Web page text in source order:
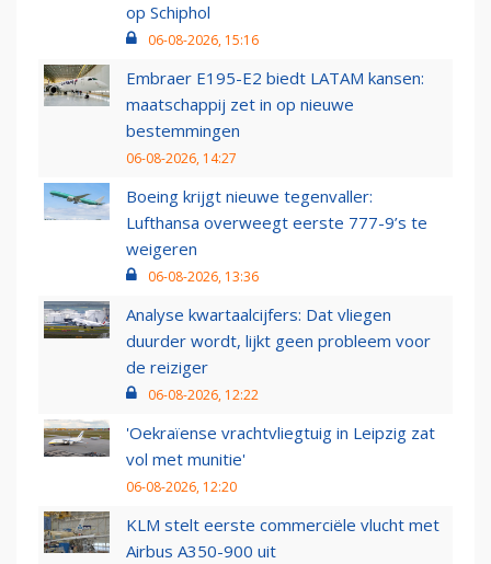
op Schiphol
06-08-2026, 15:16
Embraer E195-E2 biedt LATAM kansen:
maatschappij zet in op nieuwe
bestemmingen
06-08-2026, 14:27
Boeing krijgt nieuwe tegenvaller:
Lufthansa overweegt eerste 777-9’s te
weigeren
06-08-2026, 13:36
Analyse kwartaalcijfers: Dat vliegen
duurder wordt, lijkt geen probleem voor
de reiziger
06-08-2026, 12:22
'Oekraïense vrachtvliegtuig in Leipzig zat
vol met munitie'
06-08-2026, 12:20
KLM stelt eerste commerciële vlucht met
Airbus A350-900 uit